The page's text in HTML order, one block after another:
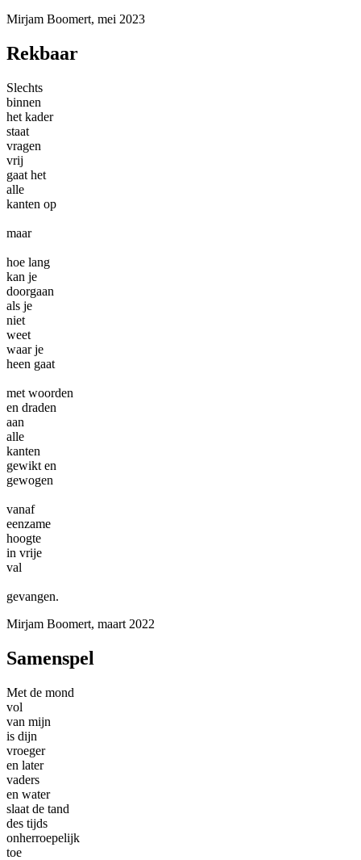
Mirjam Boomert, mei 2023
Rekbaar
Slechts
binnen
het kader
staat
vragen
vrij
gaat het
alle
kanten op
maar
hoe lang
kan je
doorgaan
als je
niet
weet
waar je
heen gaat
met woorden
en draden
aan
alle
kanten
gewikt en
gewogen
vanaf
eenzame
hoogte
in vrije
val
gevangen.
Mirjam Boomert, maart 2022
Samenspel
Met de mond
vol
van mijn
is dijn
vroeger
en later
vaders
en water
slaat de tand
des tijds
onherroepelijk
toe